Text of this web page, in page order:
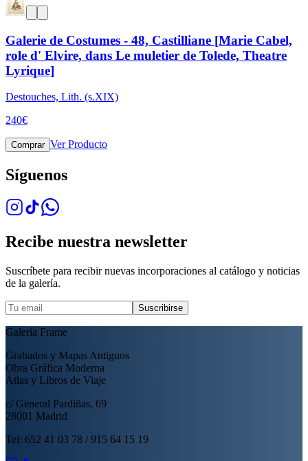
Galerie de Costumes - 48, Castilliane [Marie Cabel,
role d' Elvire, dans Le muletier de Tolede, Theatre
Lyrique]
Destouches, Lith. (s.XIX)
240€
Comprar Ver Producto
Síguenos
Recibe nuestra newsletter
Suscríbete para recibir nuevas incorporaciones al catálogo y noticias
de la galería.
Suscribirse
Galería Frame
Grabados y Mapas Antiguos
Obra Gráfica Moderna
Atlas y Libros de Viaje
c/ General Pardiñas, 69
28001 Madrid
Tel: 652 41 03 78 / 915 64 15 19